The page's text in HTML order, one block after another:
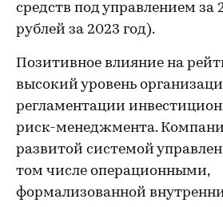
средств под управлением за
рублей за 2023 год).
Позитивное влияние на
высокий уровень
регламентации
риск-менеджмента.
развитой системой
том числе операционными,
формализованной